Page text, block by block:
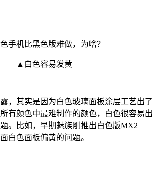
▲白色容易发黄
，其实是因为白色玻璃面板涂层工艺出了
有颜色中最难制作的颜色，白色很容易出
。比如，早期魅族刚推出白色版MX2
白色面板偏黄的问题。